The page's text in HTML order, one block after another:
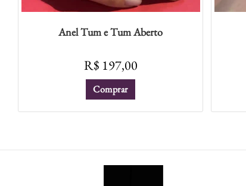
Anel Tum e Tum Aberto
R$ 197,00
Comprar